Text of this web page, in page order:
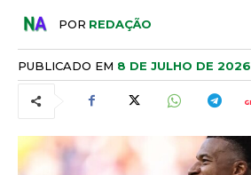
POR REDAÇÃO
PUBLICADO EM 8 DE JULHO DE 2026